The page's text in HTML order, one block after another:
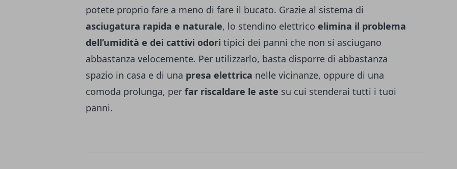
potete proprio fare a meno di fare il bucato. Grazie al sistema di
asciugatura rapida e naturale, lo stendino elettrico elimina il problema
dell’umidità e dei cattivi odori tipici dei panni che non si asciugano
abbastanza velocemente. Per utilizzarlo, basta disporre di abbastanza
spazio in casa e di una presa elettrica nelle vicinanze, oppure di una
comoda prolunga, per far riscaldare le aste su cui stenderai tutti i tuoi
panni.